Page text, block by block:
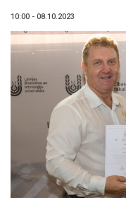
10:00 - 08.10.2023